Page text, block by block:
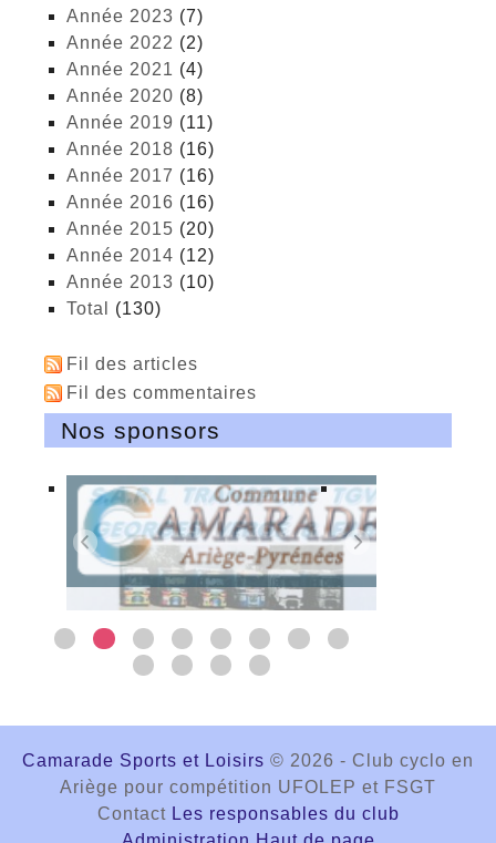
année 2023 (7)
année 2022 (2)
année 2021 (4)
année 2020 (8)
année 2019 (11)
année 2018 (16)
année 2017 (16)
année 2016 (16)
année 2015 (20)
année 2014 (12)
année 2013 (10)
total (130)
Fil des articles
Fil des commentaires
Nos sponsors